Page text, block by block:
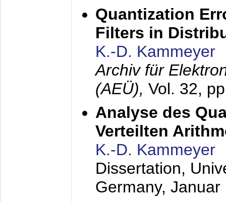
Quantization
Filters in
K.-D. Kammeyer
Archiv für
(AEÜ), Vol. 32,
Analyse des
Verteilten
K.-D. Kammeyer
Dissertation,
Germany, Januar